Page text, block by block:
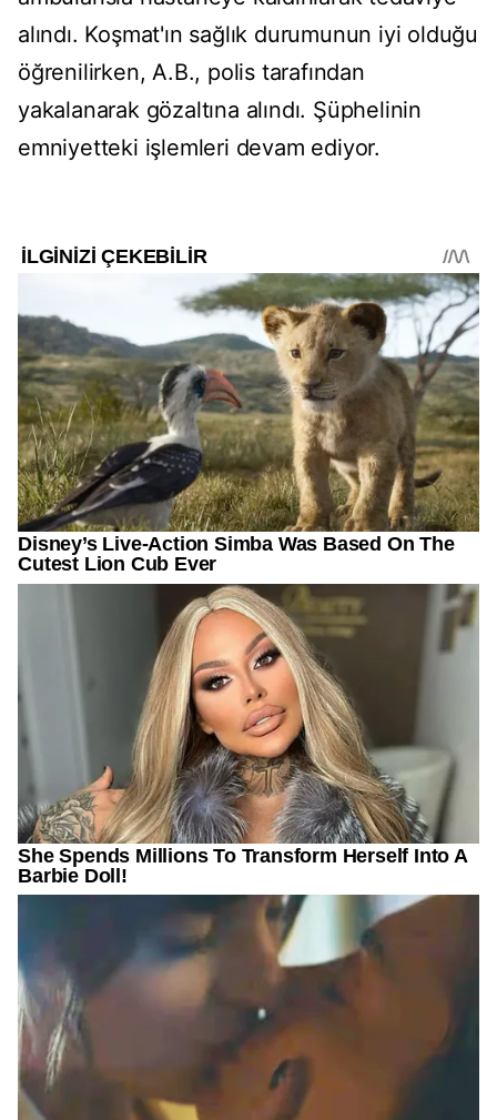
alındı. Koşmat'ın sağlık durumunun iyi olduğu
öğrenilirken, A.B., polis tarafından
yakalanarak gözaltına alındı. Şüphelinin
emniyetteki işlemleri devam ediyor.